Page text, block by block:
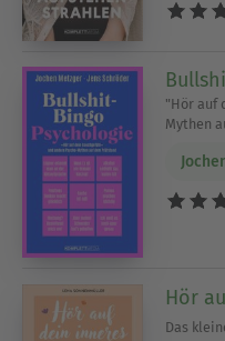
"Hör auf
Mythen
Hör
Das